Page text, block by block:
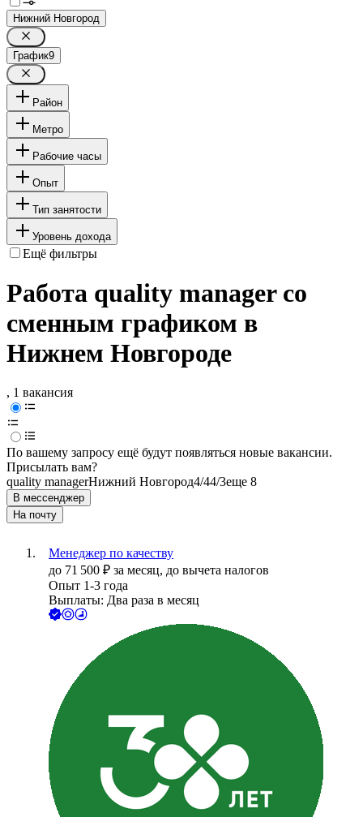
Нижний Новгород
График9
Район
Метро
Рабочие часы
Опыт
Тип занятости
Уровень дохода
Ещё фильтры
Работа quality manager со
сменным графиком в
Нижнем Новгороде
, 1 вакансия
По вашему запросу ещё будут появляться новые вакансии.
Присылать вам?
quality managerНижний Новгород4/44/3еще 8
В мессенджер
На почту
Менеджер по качеству
до 71 500 ₽ за месяц, до вычета налогов
Опыт 1-3 года
Выплаты: Два раза в месяц